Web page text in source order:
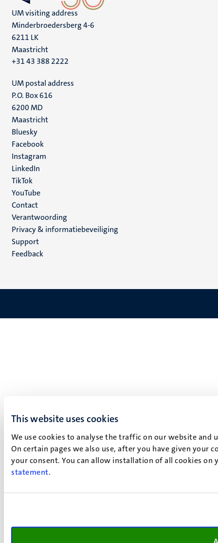
This website uses cookies
We use cookies to analyse the traffic on our website
On certain pages we also use, after you have given your
your consent. You can allow installation of all cookies
statement.
UM visiting address
Minderbroedersberg 4-6
6211 LK
Maastricht
+31 43 388 2222
UM postal address
P.O. Box 616
6200 MD
Maastricht
Social
media
Bluesky
Facebook
Instagram
LinkedIn
TikTok
YouTube
Menu
footer
(NL)
Contact
Verantwoording
Privacy & informatiebeveiliging
Support
Feedback